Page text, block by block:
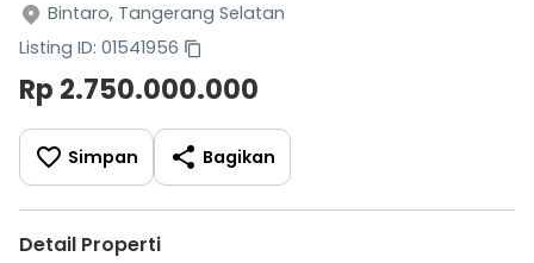
Bintaro, Tangerang Selatan
Listing ID: 01541956
Rp 2.750.000.000
Simpan Bagikan
Detail Properti